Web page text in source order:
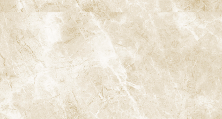
徒歩0分 / 東京メトロ丸ノ内線「南阿佐ケ谷駅」徒歩8分の、駅す
ぐでとても通いやすい場所にある歯医者です。杉並区や中野区、新
宿、東京都内、隣接県や遠方からも患者様に来院頂きやすい環境
といえます。